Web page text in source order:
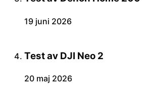
19 juni 2026
Test av DJI Neo 2
20 maj 2026